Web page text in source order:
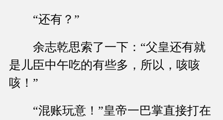
“还有？”
余志乾思索了一下：“父皇还有就
是儿臣中午吃的有些多，所以，咳咳
咳！”
“混账玩意！”皇帝一巴掌直接打在